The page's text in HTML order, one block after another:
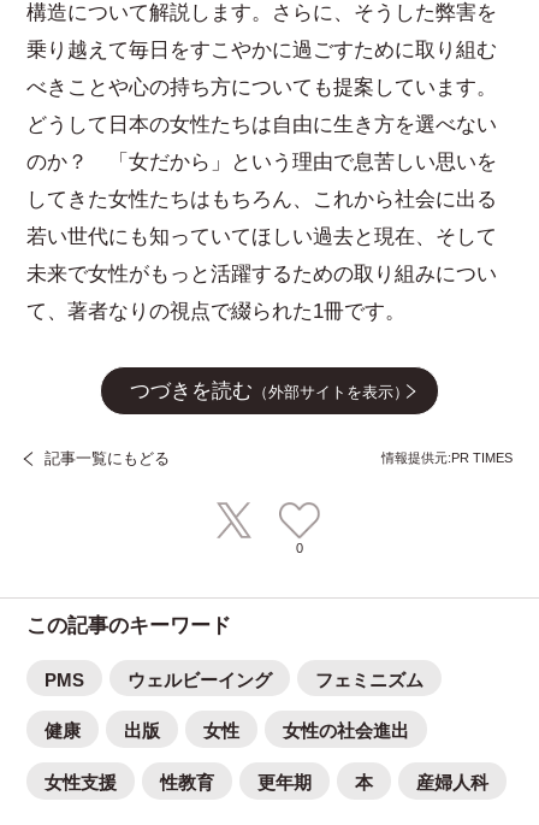
構造について解説します。さらに、そうした弊害を
乗り越えて毎日をすこやかに過ごすために取り組む
べきことや心の持ち方についても提案しています。
どうして日本の女性たちは自由に生き方を選べない
のか？ 「女だから」という理由で息苦しい思いを
してきた女性たちはもちろん、これから社会に出る
若い世代にも知っていてほしい過去と現在、そして
未来で女性がもっと活躍するための取り組みについ
て、著者なりの視点で綴られた1冊です。
つづきを読む （外部サイトを表示）
記事一覧にもどる 情報提供元:PR TIMES
0
この記事のキーワード
PMS ウェルビーイング フェミニズム
健康 出版 女性 女性の社会進出
女性支援 性教育 更年期 本 産婦人科